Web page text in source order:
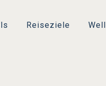
Reiseziele